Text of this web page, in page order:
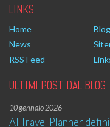
LINKS
Home Blog
News
RSS Feed
ULTIMI POST DAL BLOG
10 gennaio 2026
AI Travel Planner